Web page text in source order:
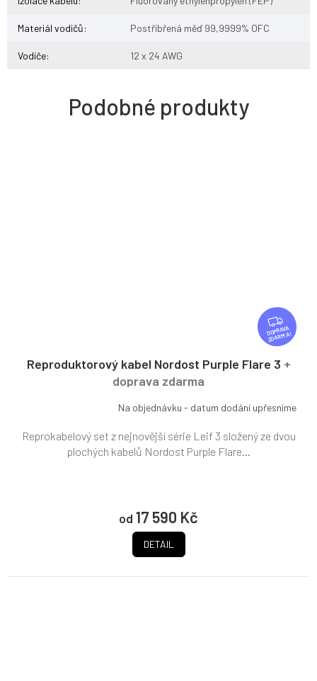
Materiál vodičů: Postříbřená měď 99,9999% OFC
Vodiče: 12 x 24 AWG
Z
D
A
ZDARMA
Reproduktorový kabel Nordost Purple Flare 3 +
doprava zdarma
Na objednávku - datum dodání upřesníme
od 17 590 Kč
DETAIL
Reprokabelový set z nejnovější série Leif 3 složený ze dvou
plochých kabelů Nordost Purple Flare...